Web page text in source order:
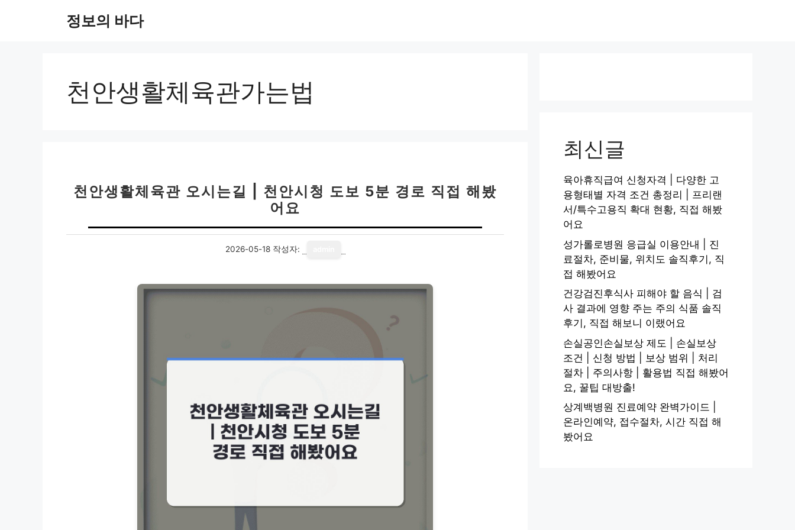
정보의 바다
천안생활체육관가는법
천안생활체육관 오시는길 | 천안시청 도보 5분 경로 직접 해봤
어요
2026-05-18 작성자:
최신글
육아휴직급여 신청자격 | 다양한 고
용형태별 자격 조건 총정리 | 프리랜
서/특수고용직 확대 현황, 직접 해봤
어요
성가롤로병원 응급실 이용안내 | 진
료절차, 준비물, 위치도 솔직후기, 직
접 해봤어요
건강검진후식사 피해야 할 음식 | 검
사 결과에 영향 주는 주의 식품 솔직
후기, 직접 해보니 이랬어요
손실공인손실보상 제도 | 손실보상
조건 | 신청 방법 | 보상 범위 | 처리
절차 | 주의사항 | 활용법 직접 해봤어
요, 꿀팁 대방출!
상계백병원 진료예약 완벽가이드 |
온라인예약, 접수절차, 시간 직접 해
봤어요